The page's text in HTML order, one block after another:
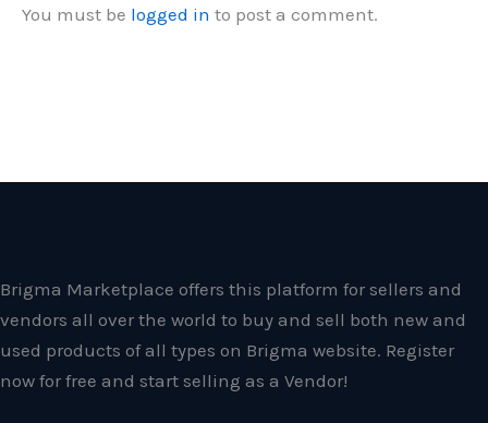
You must be logged in to post a comment.
Brigma Marketplace offers this platform for sellers and
vendors all over the world to buy and sell both new and
used products of all types on Brigma website. Register
now for free and start selling as a Vendor!